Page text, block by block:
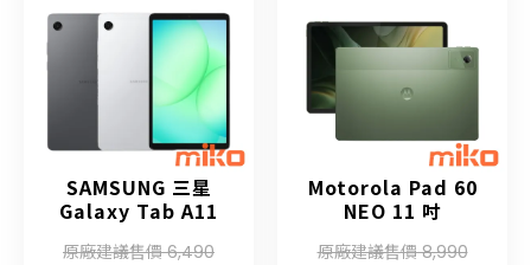
SAMSUNG 三星
Galaxy Tab A11
原廠建議售價 6,490
Motorola Pad 60
NEO 11 吋
原廠建議售價 8,990